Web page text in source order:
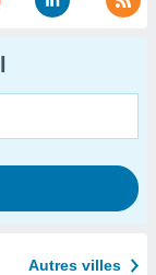
Autres villes